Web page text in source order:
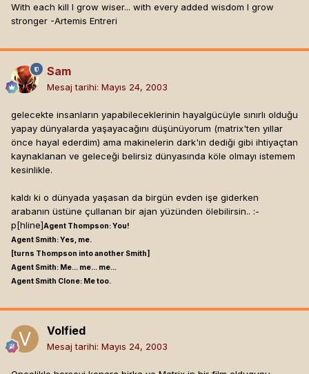
With each kill I grow wiser... with every added wisdom I grow
stronger -Artemis Entreri
Sam
Mesaj tarihi: Mayıs 24, 2003
gelecekte insanların yapabileceklerinin hayalgücüyle sınırlı olduğu
yapay dünyalarda yaşayacağını düşünüyorum (matrix'ten yıllar
önce hayal ederdim) ama makinelerin dark'ın dediği gibi ihtiyaçtan
kaynaklanan ve geleceği belirsiz dünyasında köle olmayı istemem
kesinlikle.
kaldı ki o dünyada yaşasan da birgün evden işe giderken
arabanın üstüne çullanan bir ajan yüzünden ölebilirsin.. :-
p[hline]Agent Thompson: You!
Agent Smith: Yes, me.
[turns Thompson into another Smith]
Agent Smith: Me... me... me...
Agent Smith Clone: Me too.
Volfied
Mesaj tarihi: Mayıs 24, 2003